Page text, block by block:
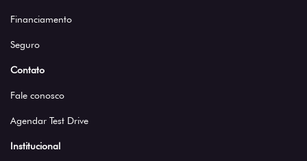
Financiamento
Seguro
Contato
Fale conosco
Agendar Test Drive
Institucional